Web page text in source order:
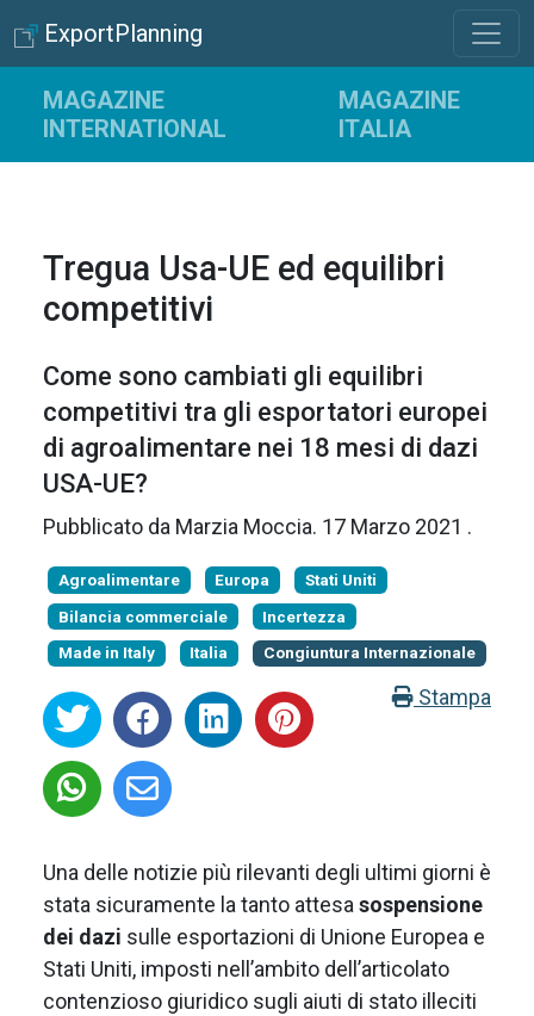
ExportPlanning
MAGAZINE
INTERNATIONAL
MAGAZINE
ITALIA
Tregua Usa-UE ed equilibri
competitivi
Come sono cambiati gli equilibri
competitivi tra gli esportatori europei
di agroalimentare nei 18 mesi di dazi
USA-UE?
Pubblicato da Marzia Moccia. 17 Marzo 2021 .
Agroalimentare Europa
Stati Uniti
Bilancia commerciale
Incertezza
Made in Italy
Italia Congiuntura Internazionale
Stampa
Una delle notizie più rilevanti degli ultimi giorni è
stata sicuramente la tanto attesasospensione
dei dazi sulle esportazioni di Unione Europea e
Stati Uniti, imposti nell’ambito dell’articolato
contenzioso giuridico sugli aiuti di stato illeciti